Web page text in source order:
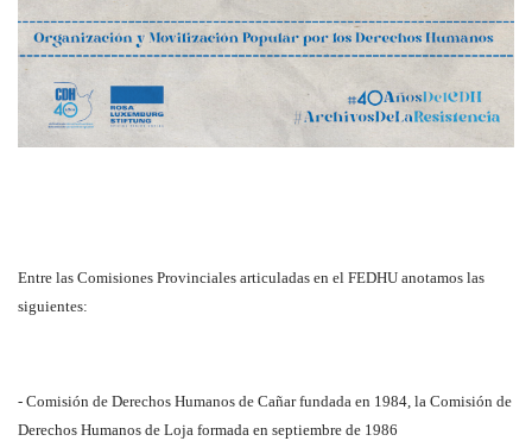
Entre las Comisiones Provinciales articuladas en el FEDHU anotamos las
siguientes:
- Comisión de Derechos Humanos de Cañar fundada en 1984, la Comisión de
Derechos Humanos de Loja formada en septiembre de 1986